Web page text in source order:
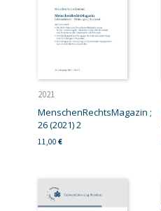
2021
MenschenRechtsMagazin ;
26 (2021) 2
11,00 €